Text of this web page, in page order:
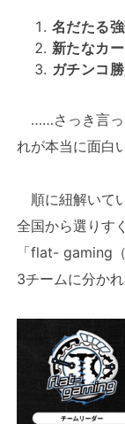
名だたる
新たなカ
ガチンコ勝
……さっき言っ
れが本当に面白
順に紐解いて
全国から選りす
「flat- gaming
3チームに分か